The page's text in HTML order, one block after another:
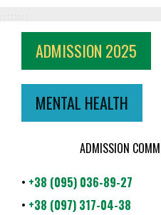
ADMISSION 2025
MENTAL HEALTH
ADMISSION
• +38 (095) 036-89-27
• +38 (097) 317-04-38